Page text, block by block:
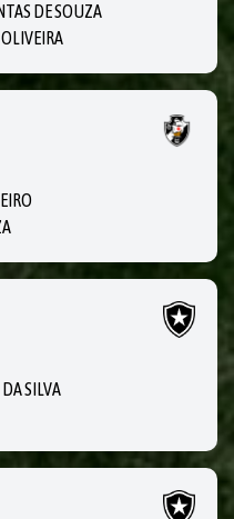
DE SOUZA
SILVA